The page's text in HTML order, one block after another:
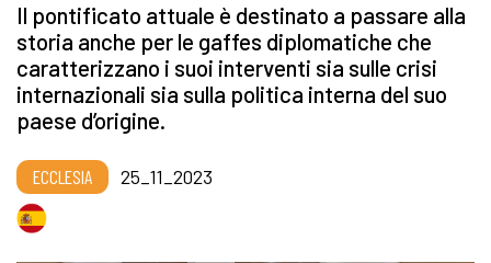
Il pontificato attuale è destinato a passare alla
storia anche per le gaffes diplomatiche che
caratterizzano i suoi interventi sia sulle crisi
internazionali sia sulla politica interna del suo
paese d’origine.
ECCLESIA 25_11_2023